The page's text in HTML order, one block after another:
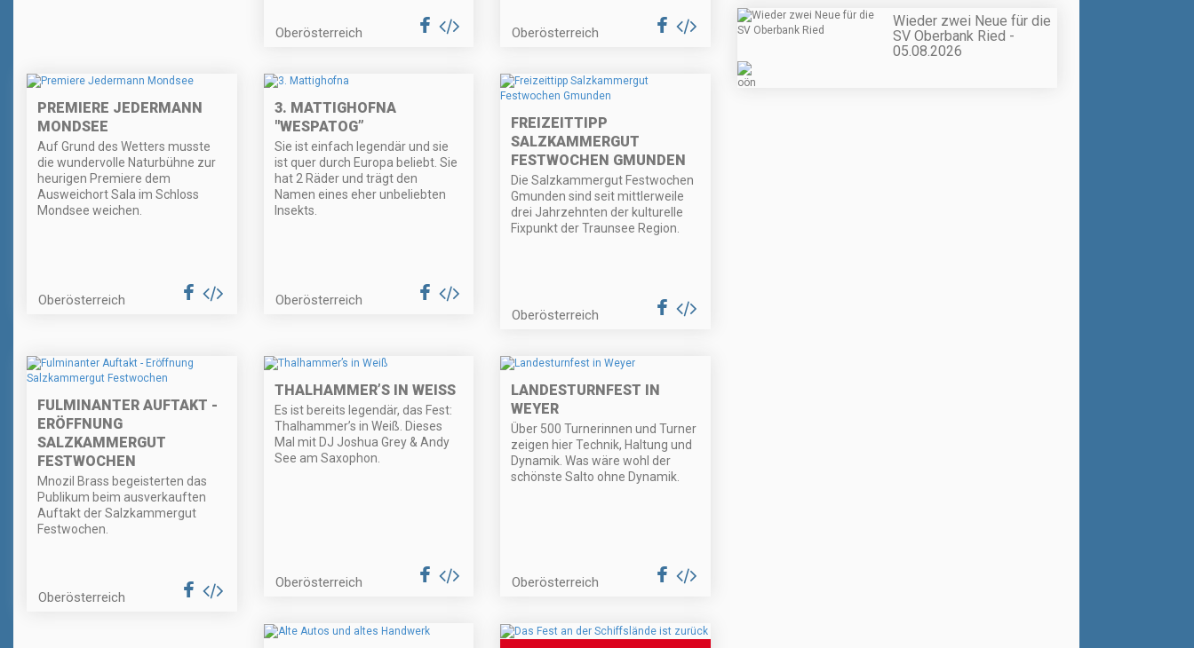
Oberösterreich Oberösterreich
PREMIERE JEDERMANN
MONDSEE
Auf Grund des Wetters musste
die wundervolle Naturbühne zur
heurigen Premiere dem
Ausweichort Sala im Schloss
Mondsee weichen.
Oberösterreich
3. MATTIGHOFNA
"WESPATOG”
Sie ist einfach legendär und sie
ist quer durch Europa beliebt. Sie
hat 2 Räder und trägt den
Namen eines eher unbeliebten
Insekts.
Oberösterreich
FREIZEITTIPP
SALZKAMMERGUT
FESTWOCHEN GMUNDEN
Die Salzkammergut Festwochen
Gmunden sind seit mittlerweile
drei Jahrzehnten der kulturelle
Fixpunkt der Traunsee Region.
Oberösterreich
FULMINANTER AUFTAKT -
ERÖFFNUNG
SALZKAMMERGUT
FESTWOCHEN
Mnozil Brass begeisterten das
Publikum beim ausverkauften
Auftakt der Salzkammergut
Festwochen.
Oberösterreich
THALHAMMER’S IN WEISS
Es ist bereits legendär, das Fest:
Thalhammer’s in Weiß. Dieses
Mal mit DJ Joshua Grey & Andy
See am Saxophon.
Oberösterreich
LANDESTURNFEST IN
WEYER
Über 500 Turnerinnen und Turner
zeigen hier Technik, Haltung und
Dynamik. Was wäre wohl der
schönste Salto ohne Dynamik.
Oberösterreich
Wieder zwei Neue für die
SV Oberbank Ried -
05.08.2026